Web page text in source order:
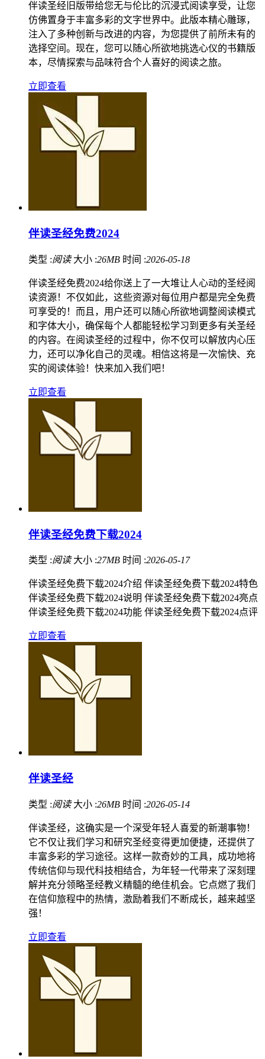
伴读圣经旧版带给您无与伦比的沉浸式阅读享受，让您
仿佛置身于丰富多彩的文字世界中。此版本精心雕琢，
注入了多种创新与改进的内容，为您提供了前所未有的
选择空间。现在，您可以随心所欲地挑选心仪的书籍版
本，尽情探索与品味符合个人喜好的阅读之旅。
立即查看
伴读圣经免费2024
类型 :阅读 大小 :26MB 时间 :2026-05-18
伴读圣经免费2024给你送上了一大堆让人心动的圣经阅
读资源！不仅如此，这些资源对每位用户都是完全免费
可享受的！而且，用户还可以随心所欲地调整阅读模式
和字体大小，确保每个人都能轻松学习到更多有关圣经
的内容。在阅读圣经的过程中，你不仅可以解放内心压
力，还可以净化自己的灵魂。相信这将是一次愉快、充
实的阅读体验！快来加入我们吧！
立即查看
伴读圣经免费下载2024
类型 :阅读 大小 :27MB 时间 :2026-05-17
伴读圣经免费下载2024介绍 伴读圣经免费下载2024特色
伴读圣经免费下载2024说明 伴读圣经免费下载2024亮点
伴读圣经免费下载2024功能 伴读圣经免费下载2024点评
立即查看
伴读圣经
类型 :阅读 大小 :26MB 时间 :2026-05-14
伴读圣经，这确实是一个深受年轻人喜爱的新潮事物！
它不仅让我们学习和研究圣经变得更加便捷，还提供了
丰富多彩的学习途径。这样一款奇妙的工具，成功地将
传统信仰与现代科技相结合，为年轻一代带来了深刻理
解并充分领略圣经教义精髓的绝佳机会。它点燃了我们
在信仰旅程中的热情，激励着我们不断成长，越来越坚
强！
立即查看